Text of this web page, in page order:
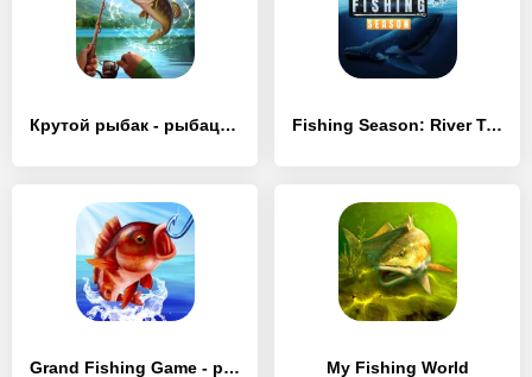
Крутой рыбак - рыбацкая игра Fishing Season: River To Ocean
Grand Fishing Game - реальная рыбалка в море My Fishing World